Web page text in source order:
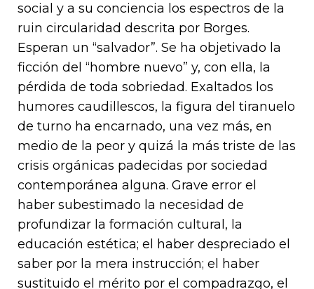
social y a su conciencia los espectros de la
ruin circularidad descrita por Borges.
Esperan un “salvador”. Se ha objetivado la
ficción del “hombre nuevo” y, con ella, la
pérdida de toda sobriedad. Exaltados los
humores caudillescos, la figura del tiranuelo
de turno ha encarnado, una vez más, en
medio de la peor y quizá la más triste de las
crisis orgánicas padecidas por sociedad
contemporánea alguna. Grave error el
haber subestimado la necesidad de
profundizar la formación cultural, la
educación estética; el haber despreciado el
saber por la mera instrucción; el haber
sustituido el mérito por el compadrazgo, el